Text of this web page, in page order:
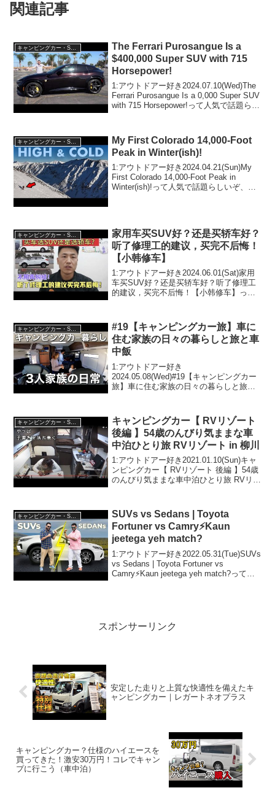
関連記事
キャンピングカー・SUV人気車種
The Ferrari Purosangue Is a
$400,000 Super SUV with 715
Horsepower!
1:アウトドアー好き2024.07.10(Wed)The
Ferrari Purosangue Is a 0,000 Super SUV
with 715 Horsepower!って人気で話題らし
My First Colorado 14,000-Foot
Peak in Winter(ish)!
1:アウトドアー好き2024.04.21(Sun)My
First Colorado 14,000-Foot Peak in
Winter(ish)!って人気で話題らしいぞ、見
キャンピングカー・SUV人気車種
家用车买SUV好？还是买轿车好？
听了修理工的建议，买完不后悔！
【小韩修车】
1:アウトドアー好き2024.06.01(Sat)家用
车买SUV好？还是买轿车好？听了修理工
的建议，买完不后悔！【小韩修车】って
動画は注目です！3:ア...
#19【キャンピングカー旅】車に
住む家族の日々の暮らしと旅と車
中飯
1:アウトドアー好き
2024.05.08(Wed)#19【キャンピングカー
旅】車に住む家族の日々の暮らしと旅と
2024.05.08(Wed)この動画は注目です！3:
アウトドア...
キャンピングカー・SUV人気車種
キャンピングカー【 RVリゾート
後編 】54歳のんびり気ままな車
中泊ひとり旅 RVリゾート in 柳川
1:アウトドアー好き2021.01.10(Sun)キャ
ンピングカー【 RVリゾート 後編 】54歳
のんびり気ままな車中泊ひとり旅 RVリゾ
2021.01.10(Su...
SUVs vs Sedans | Toyota
Fortuner vs Camry⚡Kaun
jeetega yeh match?
1:アウトドアー好き2022.05.31(Tue)SUVs
vs Sedans | Toyota Fortuner vs
Camry⚡Kaun jeetega yeh match?って人
スポンサーリンク
安定した走りと上質な快適性を備えたキ
ャンピングカー｜レガートネオプラス
キャンピングカー？仕様のハイエースを
買ってきた！激安30万円！コレでキャン
プに行こう（車中泊）